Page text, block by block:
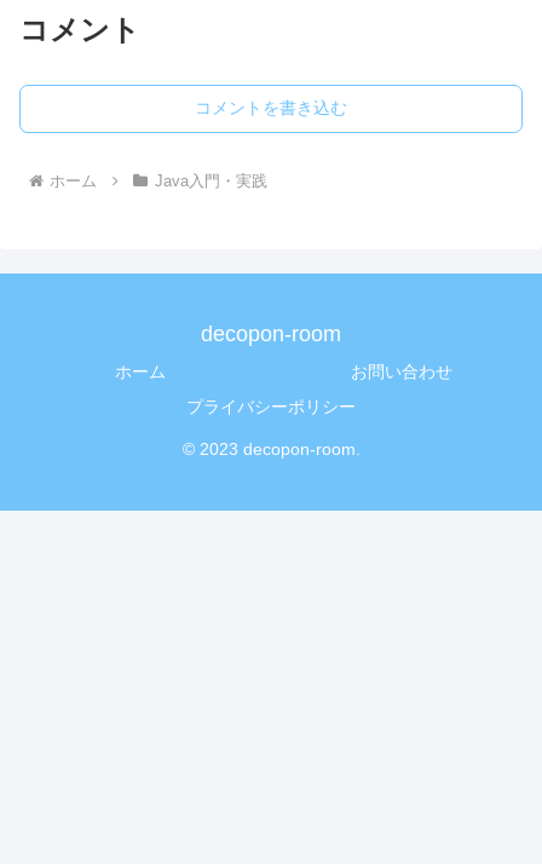
コメント
コメントを書き込む
ホーム Java入門・実践
decopon-room
ホーム
お問い合わせ
プライバシーポリシー
© 2023 decopon-room.